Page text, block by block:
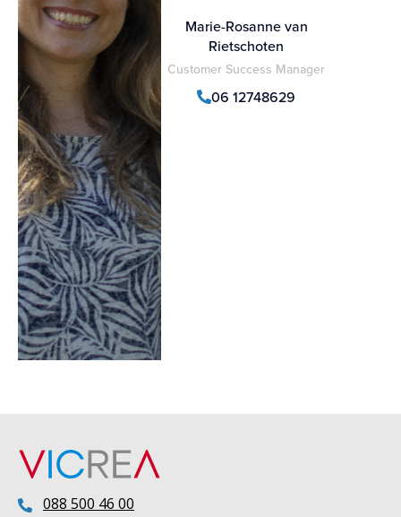
Marie-Rosanne van
Rietschoten
Customer Success Manager
06 12748629
088 500 46 00